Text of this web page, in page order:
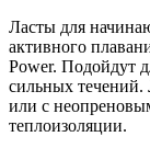
Ласты для
активного
Power. Подойдут
сильных течений.
или с
теплоизоляции.